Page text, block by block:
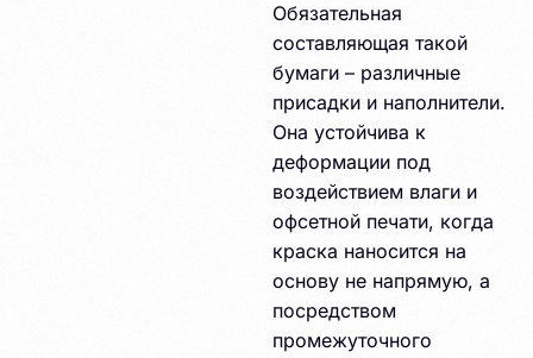
Обязательная
составляющая такой
бумаги – различные
присадки и наполнители.
Она устойчива к
деформации под
воздействием влаги и
офсетной печати, когда
краска наносится на
основу не напрямую, а
посредством
промежуточного